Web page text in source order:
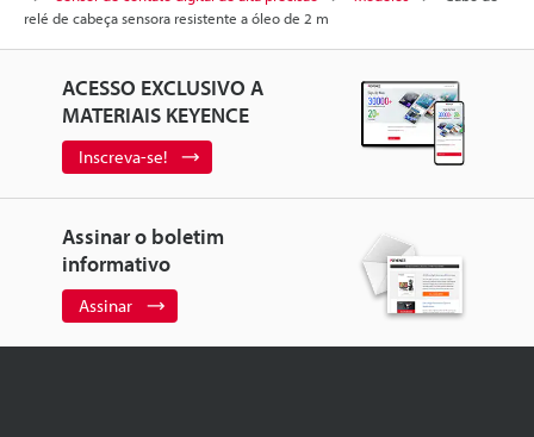
relé de cabeça sensora resistente a óleo de 2 m
ACESSO EXCLUSIVO A
MATERIAIS KEYENCE
Inscreva-se!
Assinar o boletim
informativo
Assinar